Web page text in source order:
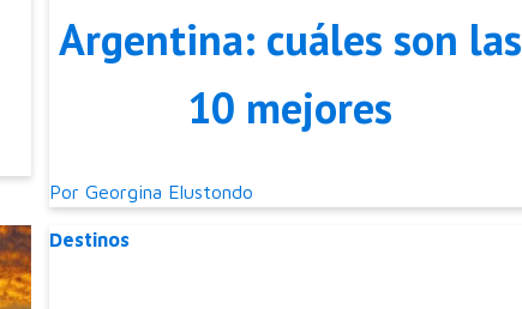
Argentina: cuáles son las
10 mejores
Por Georgina Elustondo
Destinos